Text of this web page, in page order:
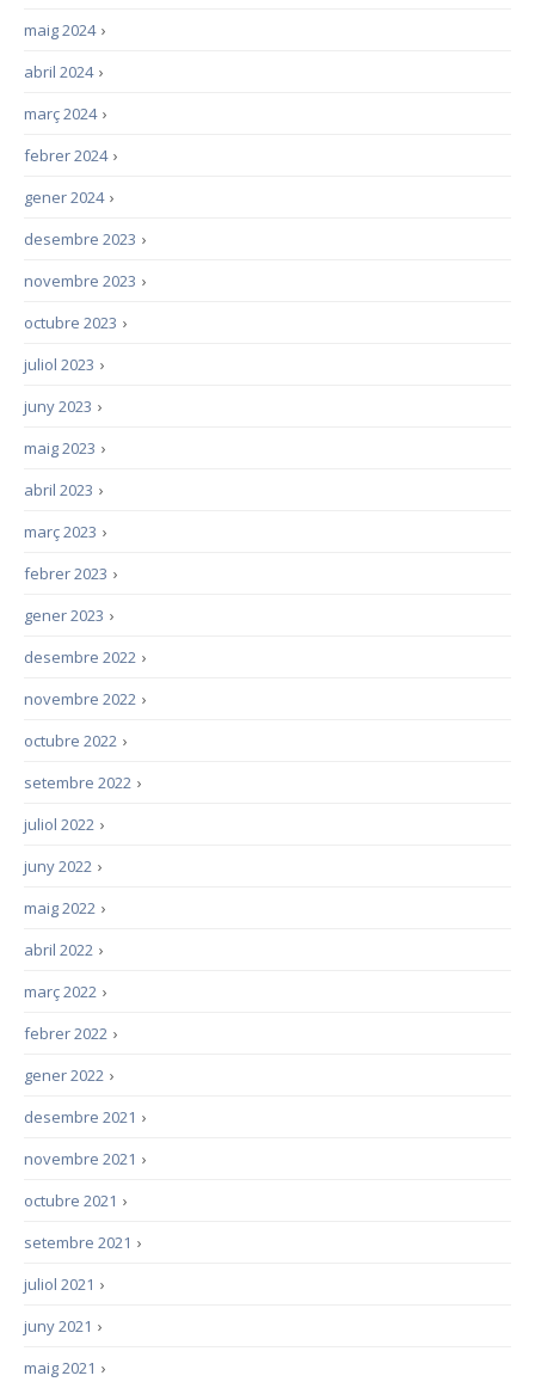
›
maig 2024
›
abril 2024
›
març 2024
›
febrer 2024
›
gener 2024
›
desembre 2023
›
novembre 2023
›
octubre 2023
›
juliol 2023
›
juny 2023
›
maig 2023
›
abril 2023
›
març 2023
›
febrer 2023
›
gener 2023
›
desembre 2022
›
novembre 2022
›
octubre 2022
›
setembre 2022
›
juliol 2022
›
juny 2022
›
maig 2022
›
abril 2022
›
març 2022
›
febrer 2022
›
gener 2022
›
desembre 2021
›
novembre 2021
›
octubre 2021
›
setembre 2021
›
juliol 2021
›
juny 2021
›
maig 2021